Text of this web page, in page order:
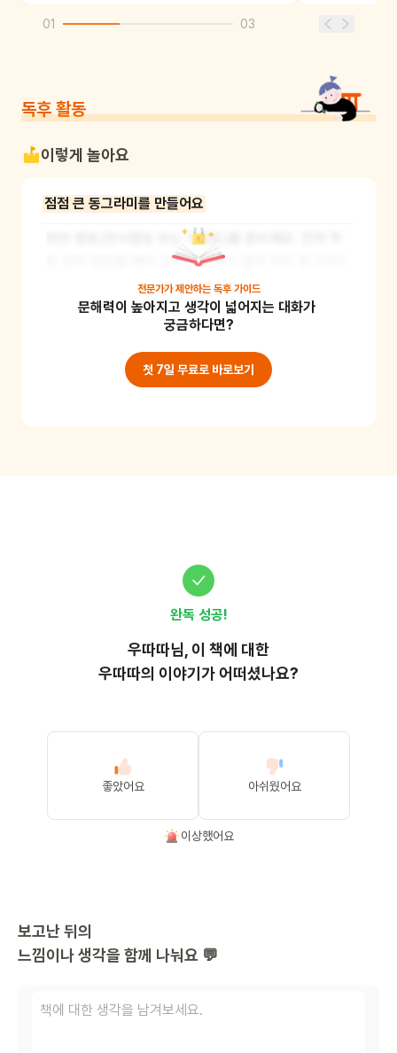
01 03
독후 활동
이렇게 놀아요
점점 큰 동그라미를 만들어요
하얀 점토(천사점토 또는 지점토)를 준비해요. 먼저 작
은 양의 점토를 떼어 손바닥 위에서 굴려 작은 동그라미
를 만들고, 그리고 책의 이야기를 기억하며 도톨이 처음
만든 눈덩이라고 상상해요. 점점 크기를 키워 가며 친구
들이 서로 돕는 장면, 모든 친구들이 함께 모여 눈사람을
만드는 장면도 상상해 보아요. 책의 문장을 따라 말해 보
면서 어휘력을 기르고 등장인물의 감정을 더 깊이 이해
전문가가 제안하는 독후 가이드
문해력이 높아지고 생각이 넓어지는 대화가
궁금하다면?
첫 7일 무료로 바로보기
완독 성공!
우따따님, 이 책에 대한
우따따의 이야기가 어떠셨나요?
좋았어요 아쉬웠어요
이상했어요
보고난 뒤의
느낌이나 생각을 함께 나눠요 💬